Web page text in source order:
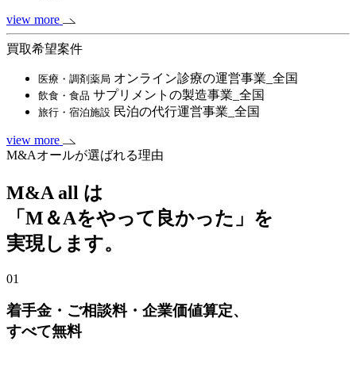
view more
買取希望案件
医療・調剤薬局 オンライン診療の運営事業_全国
飲食・食品 サプリメントの製造事業_全国
旅行・宿泊施設 民泊の代行運営事業_全国
view more
M&Aオールが選ばれる理由
M&A all は
「M＆Aをやって良かった」を
実現します。
01
着手金・ご相談料・企業価値算定、
すべて無料